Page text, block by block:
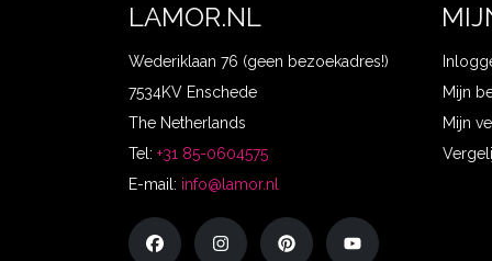
LAMOR.NL
Wederiklaan 76 (geen bezoekadres!)
7534KV Enschede
The Netherlands
Tel: +31 85-0604575
E-mail: info@lamor.nl
Mijn
Mijn